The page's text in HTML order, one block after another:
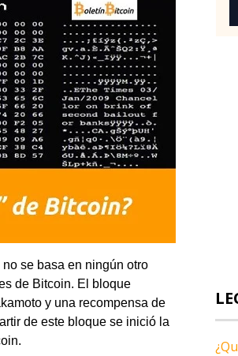
se basa en ningún otro
de Bitcoin. El bloque
y una recompensa de
de este bloque se inició la